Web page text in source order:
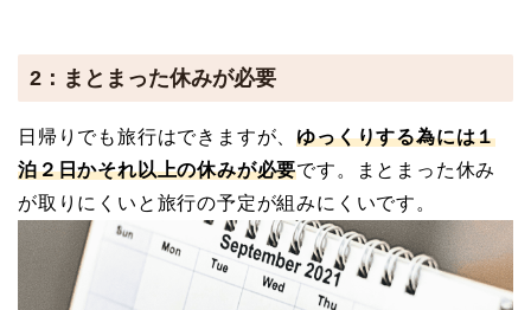
2：まとまった休みが必要
日帰りでも旅行はできますが、ゆっくりする為には１
泊２日かそれ以上の休みが必要です。まとまった休み
が取りにくいと旅行の予定が組みにくいです。